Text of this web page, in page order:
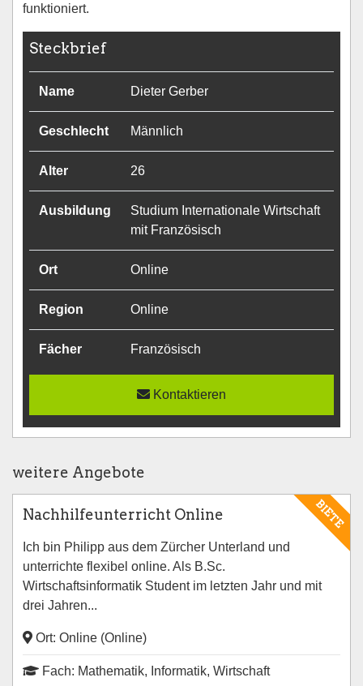
funktioniert.
Steckbrief
Name Dieter Gerber
Geschlecht Männlich
Alter 26
Ausbildung
Studium Internationale Wirtschaft
mit Französisch
Ort Online
Region Online
Fächer Französisch
Kontaktieren
weitere Angebote
BIETE
Nachhilfeunterricht Online
Ich bin Philipp aus dem Zürcher Unterland und
unterrichte flexibel online. Als B.Sc.
Wirtschaftsinformatik Student im letzten Jahr und mit
drei Jahren...
Ort: Online (Online)
Fach: Mathematik, Informatik, Wirtschaft